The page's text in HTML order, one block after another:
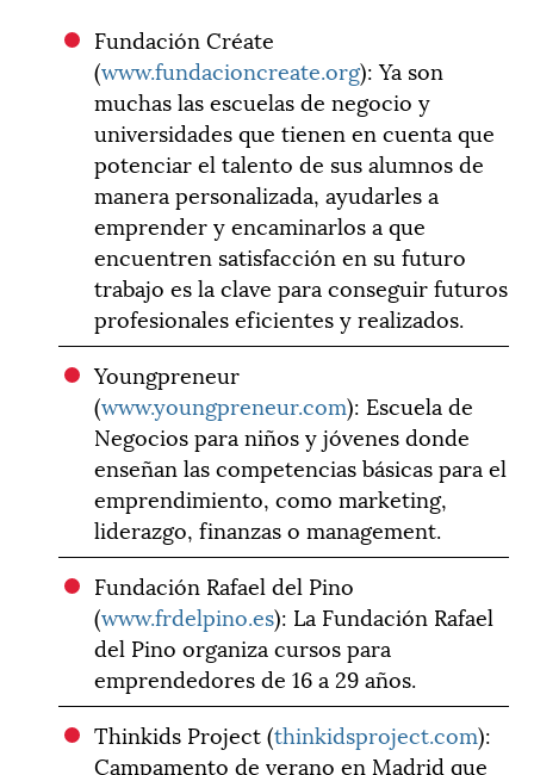
Fundación Créate
(www.fundacioncreate.org): Ya son
muchas las escuelas de negocio y
universidades que tienen en cuenta que
potenciar el talento de sus alumnos de
manera personalizada, ayudarles a
emprender y encaminarlos a que
encuentren satisfacción en su futuro
trabajo es la clave para conseguir futuros
profesionales eficientes y realizados.
Youngpreneur
(www.youngpreneur.com): Escuela de
Negocios para niños y jóvenes donde
enseñan las competencias básicas para el
emprendimiento, como marketing,
liderazgo, finanzas o management.
Fundación Rafael del Pino
(www.frdelpino.es): La Fundación Rafael
del Pino organiza cursos para
emprendedores de 16 a 29 años.
Thinkids Project (thinkidsproject.com):
Campamento de verano en Madrid que